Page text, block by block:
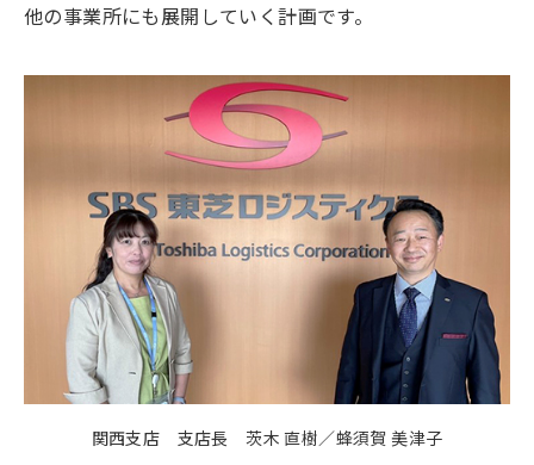
他の事業所にも展開していく計画です。
関西支店 支店長 茨木 直樹／蜂須賀 美津子